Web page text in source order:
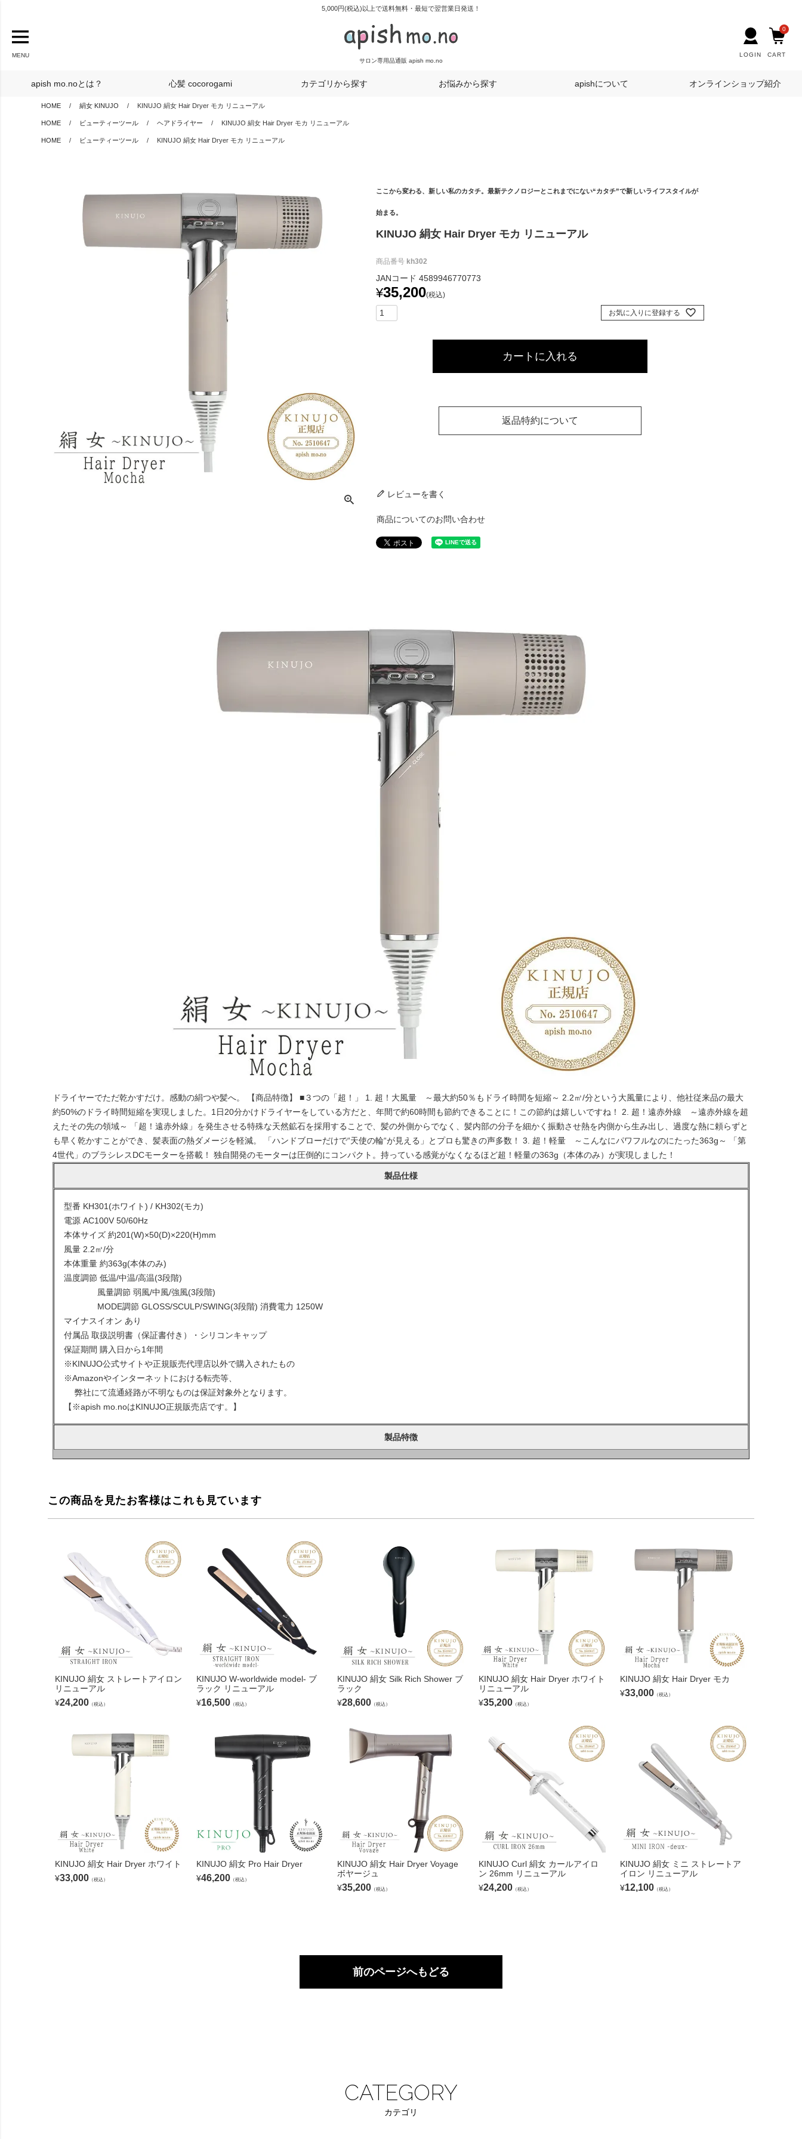
5,000円(税込)以上で送料無料・最短で翌営業日発送！
サロン専用品通販 apish mo.no
MENU LOGIN CART
0
apish mo.noとは？ 心髪 cocorogami カテゴリから探す お悩みから探す apishについて オンラインショップ紹介
HOME 絹女 KINUJO KINUJO 絹女 Hair Dryer モカ リニューアル
HOME ビューティーツール ヘアドライヤー KINUJO 絹女 Hair Dryer モカ リニューアル
HOME ビューティーツール KINUJO 絹女 Hair Dryer モカ リニューアル
ここから変わる、新しい私のカタチ。最新テクノロジーとこれまでにない“カタチ”で新しいライフスタイルが
始まる。
KINUJO 絹女 Hair Dryer モカ リニューアル
商品番号 kh302
JANコード 4589946770773
¥35,200 税込
お気に入りに登録する
カートに入れる
返品特約について
レビューを書く
商品についてのお問い合わせ
ドライヤーでただ乾かすだけ。感動の絹つや髪へ。 【商品特徴】 ■３つの「超！」 1. 超！大風量 ～最大約50％もドライ時間を短縮～ 2.2㎥/分という大風量により、他社従来品の最大
約50%のドライ時間短縮を実現しました。1日20分かけドライヤーをしている方だと、年間で約60時間も節約できることに！この節約は嬉しいですね！ 2. 超！遠赤外線 ～遠赤外線を超
えたその先の領域～ 「超！遠赤外線」を発生させる特殊な天然鉱石を採用することで、髪の外側からでなく、髪内部の分子を細かく振動させ熱を内側から生み出し、過度な熱に頼らずと
も早く乾かすことができ、髪表面の熱ダメージを軽減。 「ハンドブローだけで“天使の輪“が見える」とプロも驚きの声多数！ 3. 超！軽量 ～こんなにパワフルなのにたった363g～ 「第
4世代」のブラシレスDCモーターを搭載！ 独自開発のモーターは圧倒的にコンパクト。持っている感覚がなくなるほど超！軽量の363g（本体のみ）が実現しました！
製品仕様
型番 KH301(ホワイト) / KH302(モカ)
電源 AC100V 50/60Hz
本体サイズ 約201(W)×50(D)×220(H)mm
風量 2.2㎥/分
本体重量 約363g(本体のみ)
温度調節 低温/中温/高温(3段階)
風量調節 弱風/中風/強風(3段階)
MODE調節 GLOSS/SCULP/SWING(3段階) 消費電力 1250W
マイナスイオン あり
付属品 取扱説明書（保証書付き）・シリコンキャップ
保証期間 購入日から1年間
※KINUJO公式サイトや正規販売代理店以外で購入されたもの
※Amazonやインターネットにおける転売等、
弊社にて流通経路が不明なものは保証対象外となります。
【※apish mo.noはKINUJO正規販売店です。】
製品特徴
この商品を見たお客様はこれも見ています
KINUJO 絹女 ストレートアイロン
リニューアル
¥24,200（税込）
KINUJO W-worldwide model- ブ
ラック リニューアル
¥16,500（税込）
KINUJO 絹女 Silk Rich Shower ブ
ラック
¥28,600 （税込）
KINUJO 絹女 Hair Dryer ホワイト
リニューアル
¥35,200 （税込）
KINUJO 絹女 Hair Dryer モカ
¥33,000（税込）
KINUJO 絹女 Hair Dryer ホワイト
¥33,000（税込）
KINUJO 絹女 Pro Hair Dryer
¥46,200（税込）
KINUJO 絹女 Hair Dryer Voyage
ボヤージュ
¥35,200 （税込）
KINUJO Curl 絹女 カールアイロ
ン 26mm リニューアル
¥24,200 （税込）
KINUJO 絹女 ミニ ストレートア
イロン リニューアル
¥12,100（税込）
前のページへもどる
CATEGORY
カテゴリ